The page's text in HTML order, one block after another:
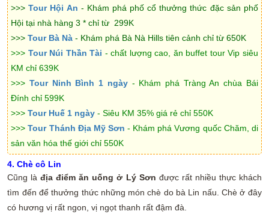
>>>Tour Hội An - Khám phá phố cổ thưởng thức đặc sản phố
Hội tại nhà hàng 3 * chỉ từ 299K
>>>Tour Bà Nà - Khám phá Bà Nà Hills tiên cảnh chỉ từ 650K
>>> Tour Núi Thần Tài - chất lượng cao, ăn buffet tour Vip siêu
KM chỉ 639K
>>> Tour Ninh Bình 1 ngày - Khám phá Tràng An chùa Bái
Đính chỉ 599K
>>> Tour Huế 1 ngày- Siêu KM 35%giá rẻ chỉ 550K
>>>Tour Thánh Địa Mỹ Sơn - Khám phá Vương quốc Chăm, di
sản văn hóa thế giới chỉ 550K
4. Chè cô Lin
Cũng làđịa điểm ăn uống ở Lý Sơn được rất nhiều thực khách
tìm đến để thưởng thức những món chè do bà Lin nấu. Chè ở đây
có hương vị rất ngon, vị ngọt thanh rất đậm đà.